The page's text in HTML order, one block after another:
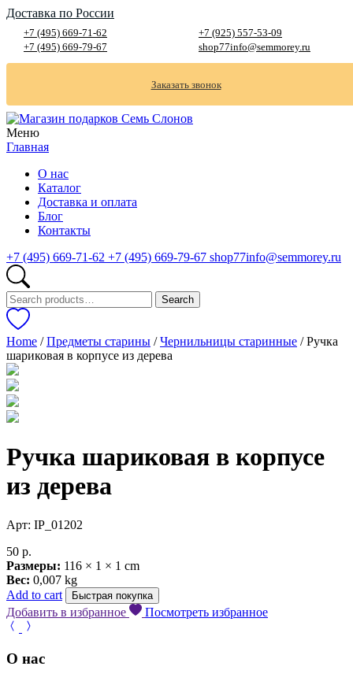
Доставка по России
+7 (495) 669-71-62
+7 (495) 669-79-67
+7 (925) 557-53-09
shop77info@semmorey.ru
Заказать звонок
Меню
Главная
О нас
Каталог
Доставка и оплата
Блог
Контакты
+7 (495) 669-71-62 +7 (495) 669-79-67 shop77info@semmorey.ru
Search
for:
Search
Home /Предметы старины /Чернильницы старинные / Ручка
шариковая в корпусе из дерева
Ручка шариковая в корпусе
из дерева
Арт: IP_01202
50 р.
Размеры: 116 × 1 × 1 cm
Вес: 0,007 kg
Add to cart
Быстрая покупка
Добавить в избранное Посмотреть избранное
О нас